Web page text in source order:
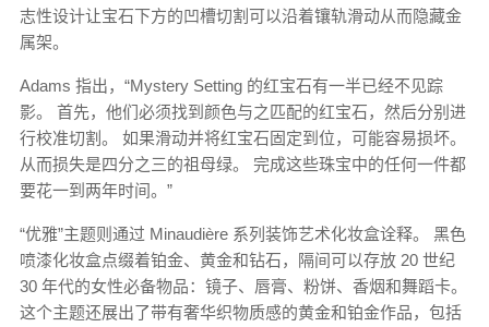
志性设计让宝石下方的凹槽切割可以沿着镶轨滑动从而隐藏金
属架。
Adams 指出，“Mystery Setting 的红宝石有一半已经不见踪
影。 首先，他们必须找到颜色与之匹配的红宝石，然后分别进
行校准切割。 如果滑动并将红宝石固定到位，可能容易损坏。
从而损失是四分之三的祖母绿。 完成这些珠宝中的任何一件都
要花一到两年时间。”
“优雅”主题则通过 Minaudière 系列装饰艺术化妆盒诠释。 黑色
喷漆化妆盒点缀着铂金、黄金和钻石，隔间可以存放 20 世纪
30 年代的女性必备物品：镜子、唇膏、粉饼、香烟和舞蹈卡。
这个主题还展出了带有奢华织物质感的黄金和铂金作品，包括